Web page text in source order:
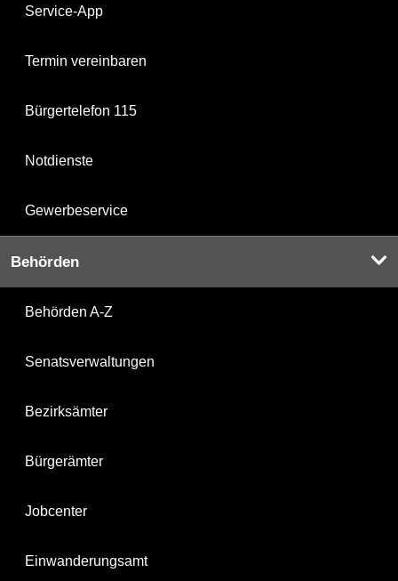
Service-App
Termin vereinbaren
Bürgertelefon 115
Notdienste
Gewerbeservice
Behörden
Behörden A-Z
Senatsverwaltungen
Bezirksämter
Bürgerämter
Jobcenter
Einwanderungsamt